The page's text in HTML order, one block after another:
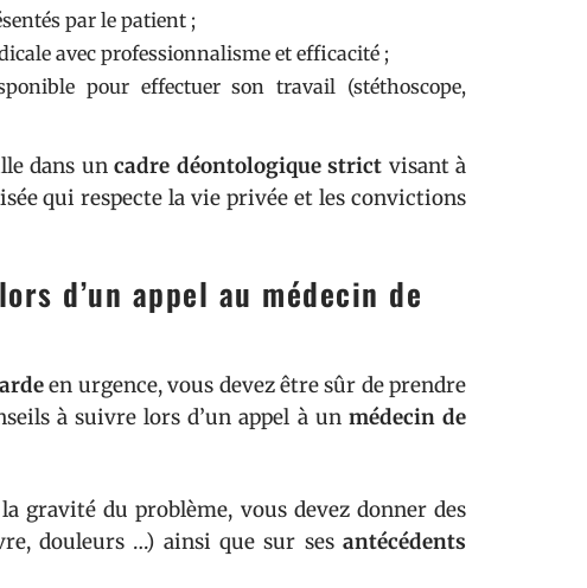
par le patient ;
avec professionnalisme et efficacité ;
pour effectuer son travail (stéthoscope,
dans uncadre déontologique strict visant à
qui respecte la vie privée et les convictions
d’un appel au médecin de
en urgence, vous devez être sûr de prendre
à suivre lors d’un appel à un médecin de
gravité du problème, vous devez donner des
douleurs …) ainsi que sur sesantécédents